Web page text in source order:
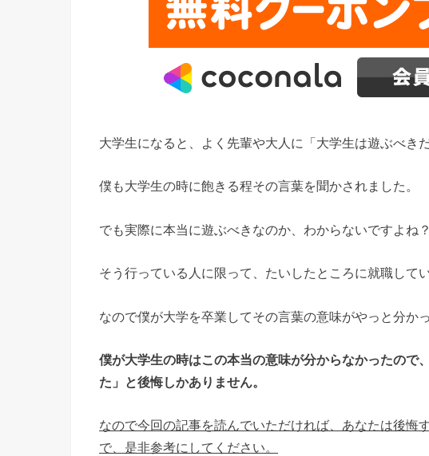
大学生になると、よく先輩や大人に「大学生は遊ぶべき
僕も大学生の時に飽きる程その言葉を聞かされました。
でも実際に本当に遊ぶべきなのか、わからないですよね？
そう行っている人に限って、たいしたところに就職して
なので僕が大学を卒業してその言葉の意味がやっと分か
僕が大学生の時はこの本当の意味が分からなかったので
た」と後悔しかありません。
なので今回の記事を読んでいただければ、あなたは後悔
で、是非参考にしてください。